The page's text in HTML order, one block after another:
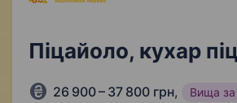
Піцайоло, кухар
26 900 – 37 800 грн, Вища